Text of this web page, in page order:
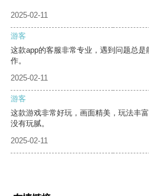
2025-02-11
游客
这款app的客服非常专业，遇到问题总
作。
2025-02-11
游客
这款游戏非常好玩，画面精美，玩法丰
没有玩腻。
2025-02-11